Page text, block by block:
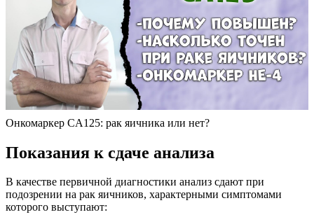
Онкомаркер CA125: рак яичника или нет?
Показания к сдаче анализа
В качестве первичной диагностики анализ сдают при
подозрении на рак яичников, характерными симптомами
которого выступают: